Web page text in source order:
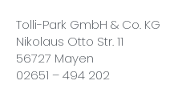
Tolli-Park GmbH & Co. KG
Nikolaus Otto Str. 11
56727 Mayen
02651 – 494 202